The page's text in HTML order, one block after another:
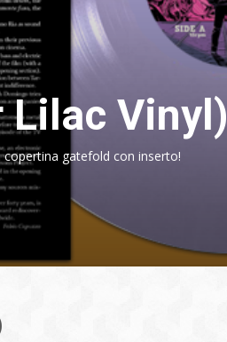
Lilac Vinyl)
gatefold con inserto!